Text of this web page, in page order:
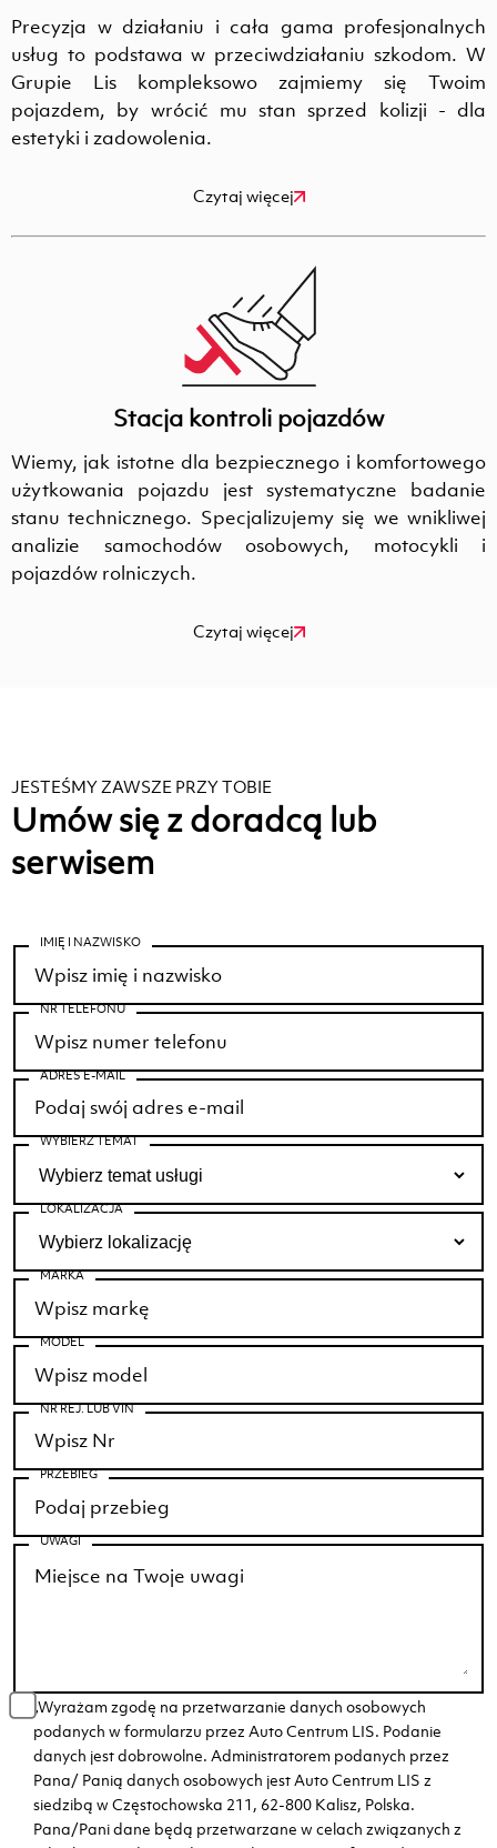
Precyzja w działaniu i cała gama profesjonalnych
usług to podstawa w przeciwdziałaniu szkodom. W
Grupie Lis kompleksowo zajmiemy się Twoim
pojazdem, by wrócić mu stan sprzed kolizji - dla
estetyki i zadowolenia.
Czytaj więcej
Stacja kontroli pojazdów
Wiemy, jak istotne dla bezpiecznego i komfortowego
użytkowania pojazdu jest systematyczne badanie
stanu technicznego. Specjalizujemy się we wnikliwej
analizie samochodów osobowych, motocykli i
pojazdów rolniczych.
Czytaj więcej
JESTEŚMY ZAWSZE PRZY TOBIE
Umów się z doradcą lub
serwisem
IMIĘ I NAZWISKO
NR TELEFONU
ADRES E-MAIL
WYBIERZ TEMAT
LOKALIZACJA
MARKA
MODEL
NR REJ. LUB VIN
PRZEBIEG
UWAGI
„Wyrażam zgodę na przetwarzanie danych osobowych
podanych w formularzu przez Auto Centrum LIS. Podanie
danych jest dobrowolne. Administratorem podanych przez
Pana/ Panią danych osobowych jest Auto Centrum LIS z
siedzibą w Częstochowska 211, 62-800 Kalisz, Polska.
Pana/Pani dane będą przetwarzane w celach związanych z